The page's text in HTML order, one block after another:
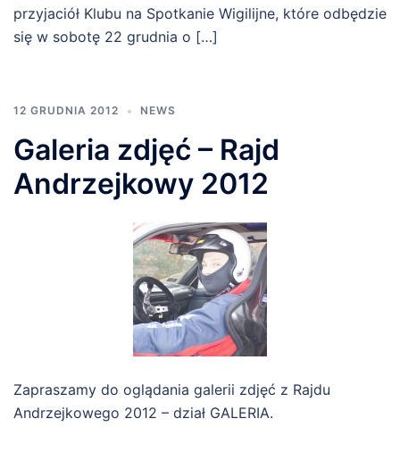
przyjaciół Klubu na Spotkanie Wigilijne, które odbędzie
się w sobotę 22 grudnia o […]
12 GRUDNIA 2012 NEWS
Galeria zdjęć – Rajd
Andrzejkowy 2012
Zapraszamy do oglądania galerii zdjęć z Rajdu
Andrzejkowego 2012 – dział GALERIA.